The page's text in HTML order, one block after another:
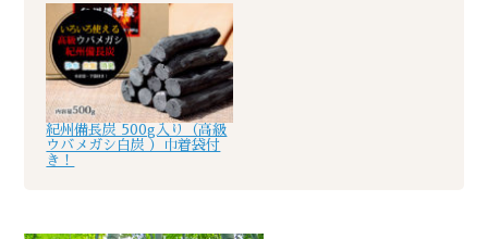
紀州備長炭 500g入り（高級
ウバメガシ白炭 ）巾着袋付
き！